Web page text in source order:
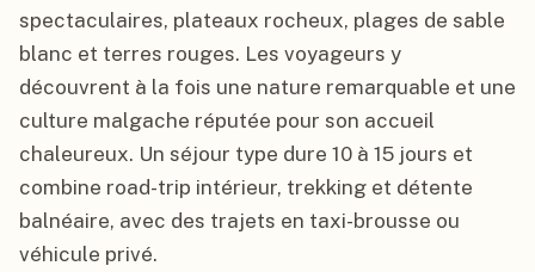
spectaculaires, plateaux rocheux, plages de sable
blanc et terres rouges. Les voyageurs y
découvrent à la fois une nature remarquable et une
culture malgache réputée pour son accueil
chaleureux. Un séjour type dure 10 à 15 jours et
combine road-trip intérieur, trekking et détente
balnéaire, avec des trajets en taxi-brousse ou
véhicule privé.